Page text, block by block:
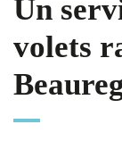
Un
volets